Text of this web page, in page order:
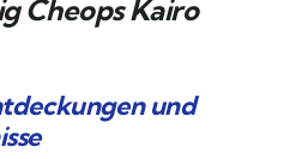
Cheops Kairo
und